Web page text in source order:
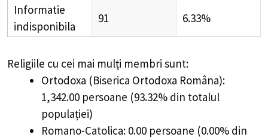
Informatie
indisponibila
91 6.33%
Religiile cu cei mai mulți membri sunt:
Ortodoxa (Biserica Ortodoxa Româna):
1,342.00 persoane (93.32% din totalul
populației)
Romano-Catolica: 0.00 persoane (0.00% din